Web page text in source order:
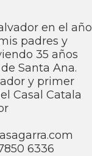
en el año
padres y
35 años
Santa Ana.
y primer
Casal Catala
6336